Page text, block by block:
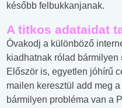
később felbukkanjanak.
A titkos adataidat
Óvakodj a különböző
kiadhatnak rólad bármilyen
Először is, egyetlen jóhírű
mailen keresztül add meg a
bármilyen probléma van a